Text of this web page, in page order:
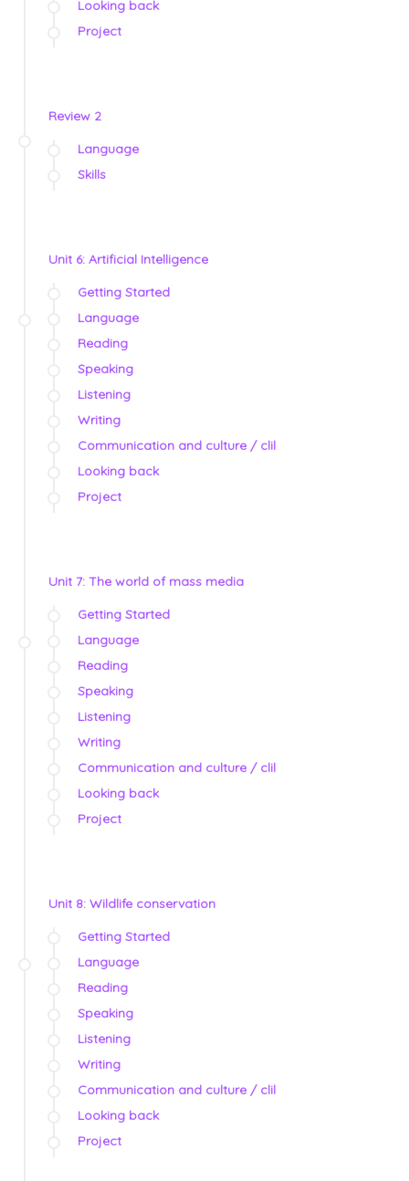
Looking back
Project
Review 2
Language
Skills
Unit 6: Artificial Intelligence
Getting Started
Language
Reading
Speaking
Listening
Writing
Communication and culture / clil
Looking back
Project
Unit 7: The world of mass media
Getting Started
Language
Reading
Speaking
Listening
Writing
Communication and culture / clil
Looking back
Project
Unit 8: Wildlife conservation
Getting Started
Language
Reading
Speaking
Listening
Writing
Communication and culture / clil
Looking back
Project